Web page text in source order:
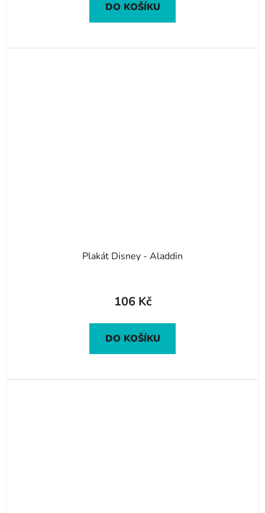
DO KOŠÍKU
Plakát Disney - Aladdin
106 Kč
DO KOŠÍKU